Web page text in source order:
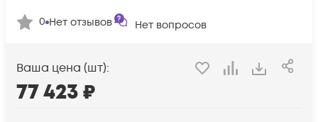
0 Нет отзывов Нет вопросов
Ваша цена (шт):
77 423₽